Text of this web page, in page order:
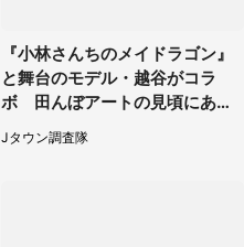
『小林さんちのメイドラゴン』
と舞台のモデル・越谷がコラ
ボ 田んぼアートの見頃にあわ
せて企画続々【7／31～】
Jタウン調査隊